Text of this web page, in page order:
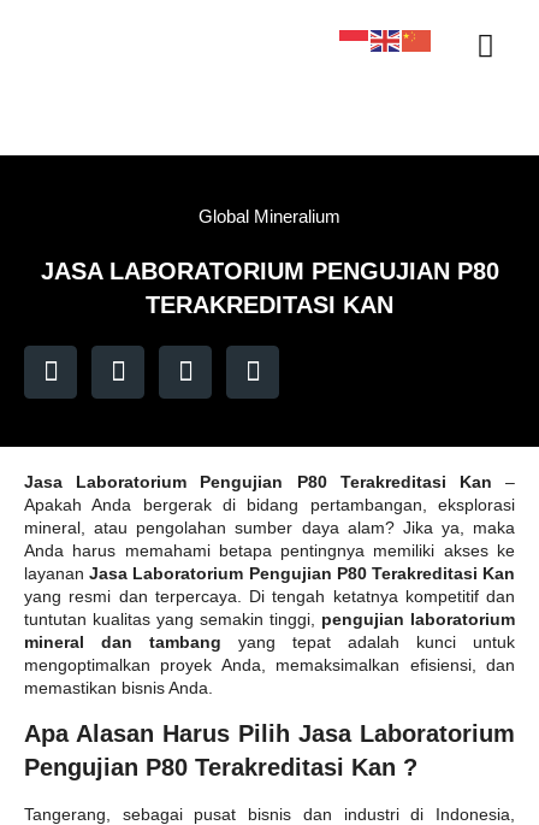
Global Mineralium
JASA LABORATORIUM PENGUJIAN P80
TERAKREDITASI KAN
Jasa Laboratorium Pengujian P80 Terakreditasi Kan –
Apakah Anda bergerak di bidang pertambangan, eksplorasi
mineral, atau pengolahan sumber daya alam? Jika ya, maka
Anda harus memahami betapa pentingnya memiliki akses ke
layananJasa Laboratorium Pengujian P80 Terakreditasi Kan
yang resmi dan terpercaya. Di tengah ketatnya kompetitif dan
tuntutan kualitas yang semakin tinggi, pengujian laboratorium
mineral dan tambang yang tepat adalah kunci untuk
mengoptimalkan proyek Anda, memaksimalkan efisiensi, dan
memastikan bisnis Anda.
Apa Alasan Harus Pilih Jasa Laboratorium
Pengujian P80 Terakreditasi Kan ?
Tangerang, sebagai pusat bisnis dan industri di Indonesia,